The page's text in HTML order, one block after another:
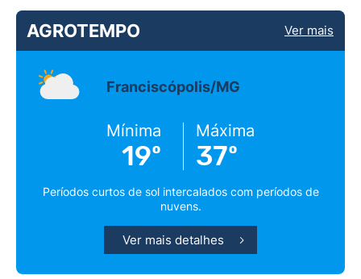
AGROTEMPO Ver mais
Franciscópolis/MG
Mínima
19º
Máxima
37º
Períodos curtos de sol intercalados com períodos de
nuvens.
Ver mais detalhes